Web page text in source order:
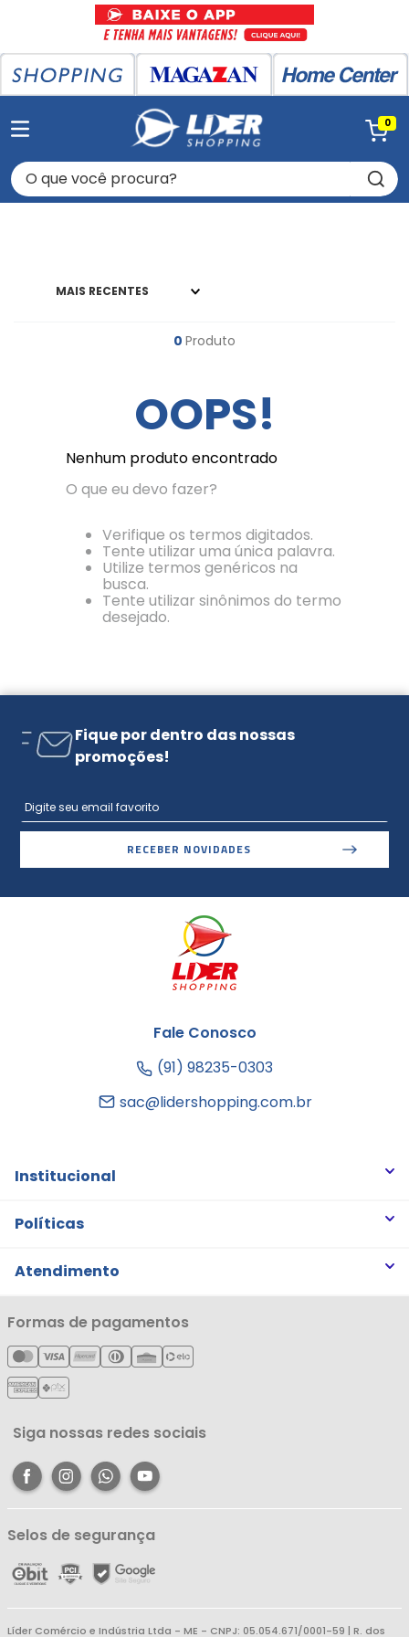
0
O que você procura?
MAIS RECENTES
0 Produto
OOPS!
Nenhum produto encontrado
O que eu devo fazer?
Verifique os termos digitados.
Tente utilizar uma única palavra.
Utilize termos genéricos na
busca.
Tente utilizar sinônimos do termo
desejado.
Fique por dentro das nossas
promoções!
RECEBER NOVIDADES
Fale Conosco
(91) 98235-0303
sac@lidershopping.com.br
Institucional
Quem somos
Notícias
Cartão Líderzan
Políticas
Trocas e Devoluções
Política de Privacidade
Política de Entrega
Política de Reembolso
Atendimento
Minha Conta
Meus Pedidos
Meus Favoritos
Central de Atendimento
Formas de pagamentos
Siga nossas redes sociais
Selos de segurança
Líder Comércio e Indústria Ltda - ME - CNPJ: 05.054.671/0001-59 | R. dos